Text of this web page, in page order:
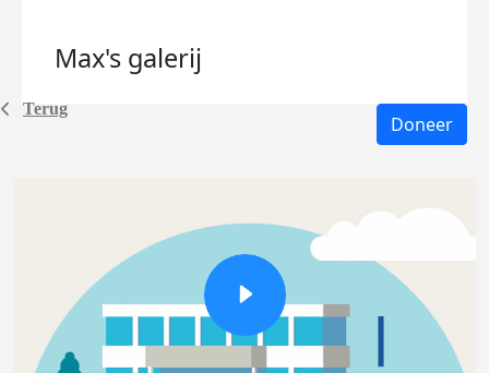
Terug
Max's galerij
Doneer